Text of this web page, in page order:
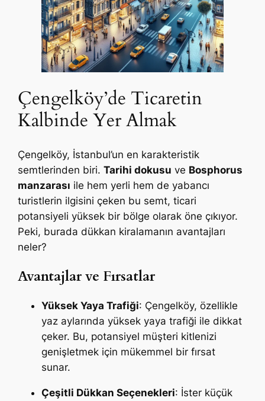
Çengelköy’de Ticaretin
Kalbinde Yer Almak
Çengelköy, İstanbul’un en karakteristik
semtlerinden biri.Tarihi dokusu ve Bosphorus
manzarası ile hem yerli hem de yabancı
turistlerin ilgisini çeken bu semt, ticari
potansiyeli yüksek bir bölge olarak öne çıkıyor.
Peki, burada dükkan kiralamanın avantajları
neler?
Avantajlar ve Fırsatlar
Yüksek Yaya Trafiği: Çengelköy, özellikle
yaz aylarında yüksek yaya trafiği ile dikkat
çeker. Bu, potansiyel müşteri kitlenizi
genişletmek için mükemmel bir fırsat
sunar.
Çeşitli Dükkan Seçenekleri: İster küçük